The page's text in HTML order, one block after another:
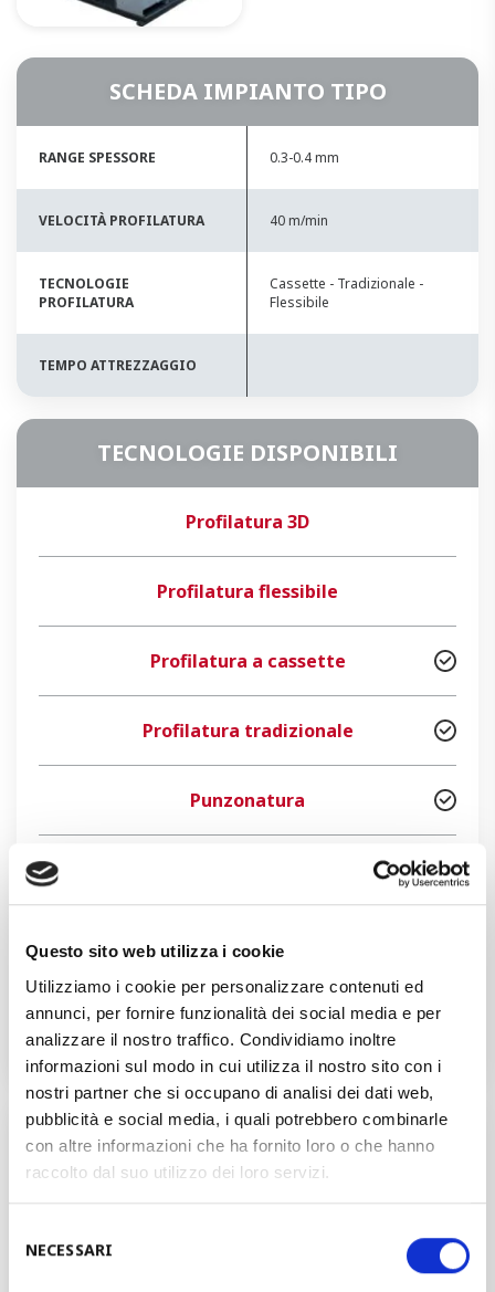
Questo sito web utilizza i cookie
Utilizziamo i cookie per personalizzare contenuti ed
annunci, per fornire funzionalità dei social media e per
analizzare il nostro traffico. Condividiamo inoltre
informazioni sul modo in cui utilizza il nostro sito con i
nostri partner che si occupano di analisi dei dati web,
pubblicità e social media, i quali potrebbero combinarle
con altre informazioni che ha fornito loro o che hanno
raccolto dal suo utilizzo dei loro servizi.
delNECESSARI
SCHEDA IMPIANTO TIPO
RANGE SPESSORE 0.3-0.4 mm
VELOCITÀ PROFILATURA 40 m/min
TECNOLOGIE
PROFILATURA
Cassette - Tradizionale -
Flessibile
TEMPO ATTREZZAGGIO
TECNOLOGIE DISPONIBILI
Profilatura 3D
Profilatura flessibile
Profilatura a cassette
Profilatura tradizionale
Punzonatura
Taglio laser-plasma e saldatura
Impilamento e imballaggio
Vuoi discutere il tuo progetto con un
nostro responsabile?